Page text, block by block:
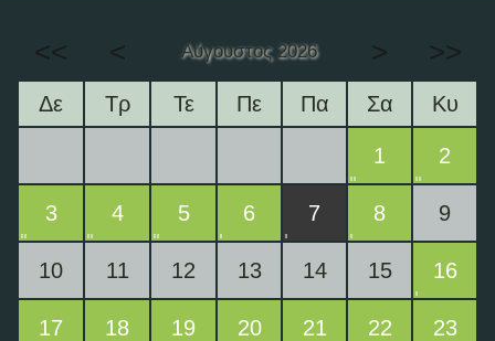
<< < Αύγουστος 2026 > >>
Δε Τρ Τε Πε Πα Σα Κυ
1 2
3 4 5 6 7 8 9
10 11 12 13 14 15 16
17 18 19 20 21 22 23